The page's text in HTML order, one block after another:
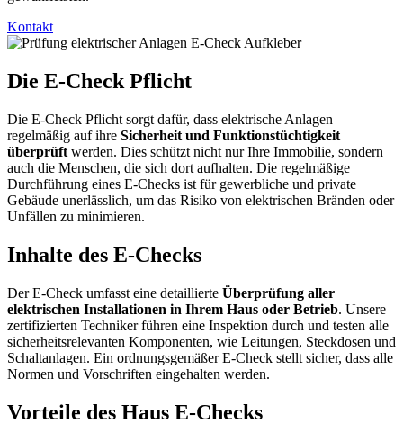
Kontakt
Die E-Check Pflicht
Die E-Check Pflicht sorgt dafür, dass elektrische Anlagen
regelmäßig auf ihre Sicherheit und Funktionstüchtigkeit
überprüft werden. Dies schützt nicht nur Ihre Immobilie, sondern
auch die Menschen, die sich dort aufhalten. Die regelmäßige
Durchführung eines E-Checks ist für gewerbliche und private
Gebäude unerlässlich, um das Risiko von elektrischen Bränden oder
Unfällen zu minimieren.
Inhalte des E-Checks
DerE-Check umfasst eine detaillierte Überprüfung aller
elektrischen Installationen in Ihrem Haus oder Betrieb. Unsere
zertifizierten Techniker führen eine Inspektion durch und testen alle
sicherheitsrelevanten Komponenten, wie Leitungen, Steckdosen und
Schaltanlagen. Ein ordnungsgemäßer E-Check stellt sicher, dass alle
Normen und Vorschriften eingehalten werden.
Vorteile des Haus E-Checks